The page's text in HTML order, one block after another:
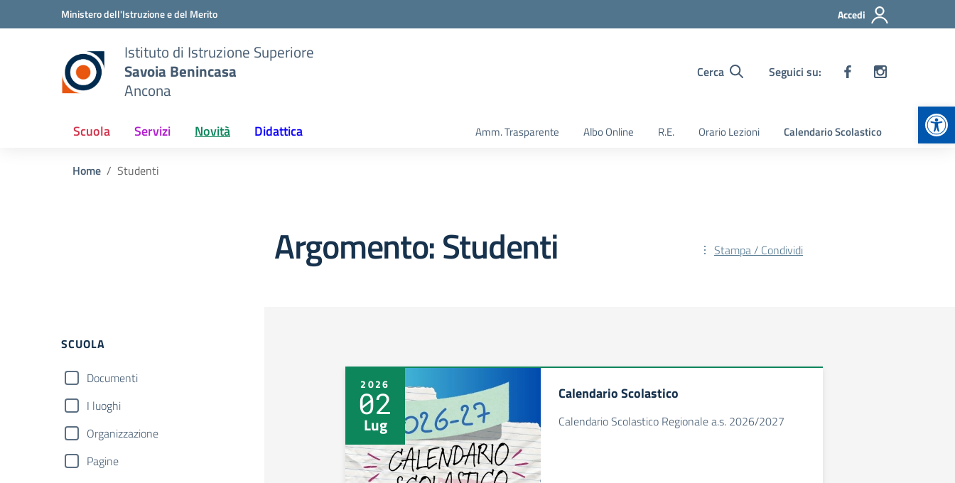
Vai ai contenuti
Vai al menu di navigazioneMinistero dell'Istruzione e del Merito Accedi
Istituto di Istruzione Superiore
Savoia Benincasa
Ancona
Cerca Seguici su:
Scuola Servizi Novità Didattica Amm. Trasparente Albo Online R.E. Orario Lezioni Calendario Scolastico
Home Studenti
Argomento: Studenti Stampa / Condividi
Filtri
SCUOLA
Documenti
I luoghi
Organizzazione
Pagine
2026
02
Lug
Calendario Scolastico
Calendario Scolastico Regionale a.s. 2026/2027